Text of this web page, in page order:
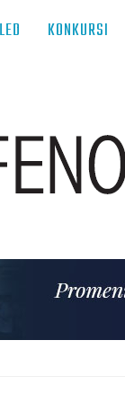
KONKURSI